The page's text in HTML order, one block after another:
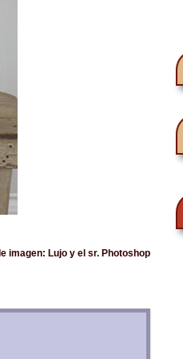
imagen: Lujo y el sr. Photoshop